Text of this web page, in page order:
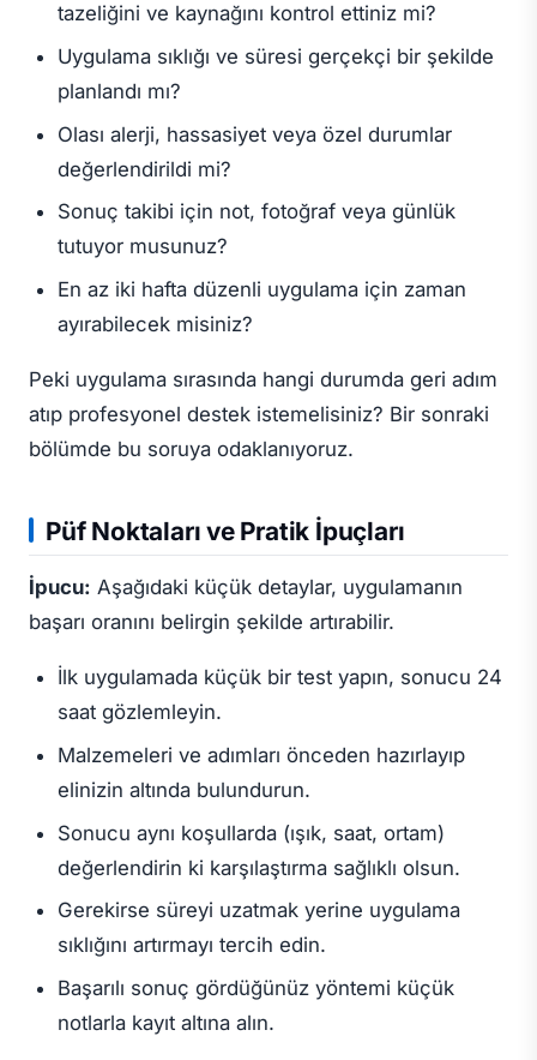
tazeliğini ve kaynağını kontrol ettiniz mi?
Uygulama sıklığı ve süresi gerçekçi bir şekilde
planlandı mı?
Olası alerji, hassasiyet veya özel durumlar
değerlendirildi mi?
Sonuç takibi için not, fotoğraf veya günlük
tutuyor musunuz?
En az iki hafta düzenli uygulama için zaman
ayırabilecek misiniz?
Peki uygulama sırasında hangi durumda geri adım
atıp profesyonel destek istemelisiniz? Bir sonraki
bölümde bu soruya odaklanıyoruz.
Püf Noktaları ve Pratik İpuçları
İpucu: Aşağıdaki küçük detaylar, uygulamanın
başarı oranını belirgin şekilde artırabilir.
İlk uygulamada küçük bir test yapın, sonucu 24
saat gözlemleyin.
Malzemeleri ve adımları önceden hazırlayıp
elinizin altında bulundurun.
Sonucu aynı koşullarda (ışık, saat, ortam)
değerlendirin ki karşılaştırma sağlıklı olsun.
Gerekirse süreyi uzatmak yerine uygulama
sıklığını artırmayı tercih edin.
Başarılı sonuç gördüğünüz yöntemi küçük
notlarla kayıt altına alın.